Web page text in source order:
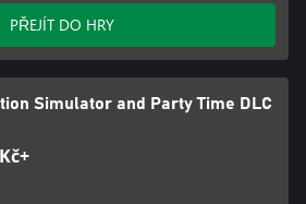
PŘEJÍT DO HRY
Simulator and Party Time DLC